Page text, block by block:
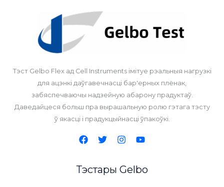
Тэст Gelbo Flex ад Cell Instruments імітуе рэальныя нагрузкі
для ацэнкі даўгавечнасці бар'ерных плёнак,
забяспечваючы надзейную абарону прадуктаў.
Даведайцеся больш пра вырашальную ролю гэтага тэсту
ў якасці і прадукцыйнасці ўпакоўкі.
Тэстары Gelbo